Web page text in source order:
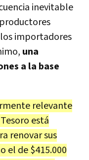
inevitable
importadores
una
a la base
relevante
está
renovar sus
el de $415.000